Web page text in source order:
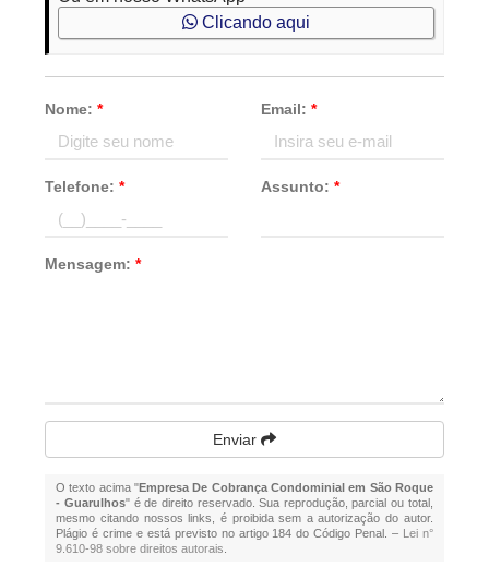
Clicando aqui
Nome:* Email: *
Telefone:* Assunto: *
Mensagem:*
Enviar
O texto acima "Empresa De Cobrança Condominial em São Roque
- Guarulhos" é de direito reservado. Sua reprodução, parcial ou total,
mesmo citando nossos links, é proibida sem a autorização do autor.
Plágio é crime e está previsto no artigo 184 do Código Penal. – Lei n°
9.610-98 sobre direitos autorais